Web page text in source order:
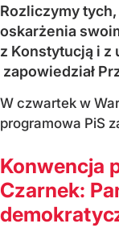
Rozliczymy
oskarżenia
z Konstytucją i z
zapowiedział
W czwartek w
programowa PiS
Konwencja
Czarnek: